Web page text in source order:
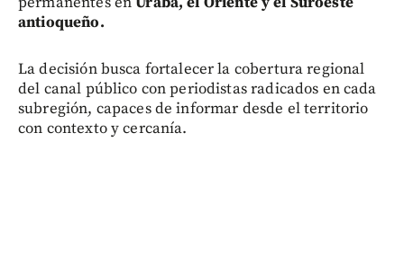
antioqueño.
La decisión busca fortalecer la cobertura regional
del canal público con periodistas radicados en cada
subregión, capaces de informar desde el territorio
con contexto y cercanía.